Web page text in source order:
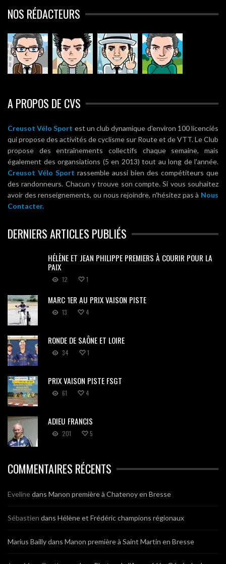
NOS RÉDACTEURS
A PROPOS DE CVS
Creusot Vélo Sport est un club dynamique d'environ 100 licenciés
qui propose des activités de cyclisme sur Route et de VTT. Le Club
propose des entraînements collectifs chaque semaine, mais
également des organsiations (5 en 2013) tout au long de l'année.
Creusot Vélo Sport rassemble aussi bien des compétiteurs que
des randonneurs. Chacun y trouve son compte. Si vous souhaitez
avoir des renseignements, ou nous rejoindre, n'hésitez pas à Nous
Contacter.
DERNIERS ARTICLES PUBLIÉS
HÉLÈNE ET JEAN PHILIPPE PREMIERS À COURIR POUR LA
PAIX
12 1
MARC 1ER AU PRIX VAISON PISTE
13 4
RONDE DE SAÔNE ET LOIRE
34 1
PRIX VAISON PISTE FSGT
61 4
ADIEU FRANCIS
201 5
COMMENTAIRES RÉCENTS
Evelinedans Manon première à Chatenoy en Bresse
Sébastien dans Hélène et Frédéric champions régionaux
Marius Baillydans Manon première à Saint Martin en Bresse